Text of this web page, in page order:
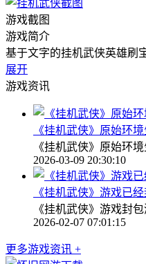
游戏截图
游戏简介
基于文字的挂机武侠英雄刷
展开
游戏资讯
《挂机武侠》原始环
《挂机武侠》原始环
2026-03-09 20:30:10
《挂机武侠》游戏已
《挂机武侠》游戏封
2026-02-07 07:01:15
更多游戏资讯 +